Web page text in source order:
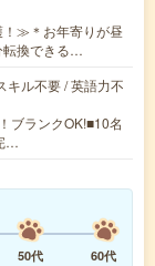
≫＊お年寄りが昼
転換できる…
キル不要 / 英語力不
ブランクOK!■10名
…
50代
60代